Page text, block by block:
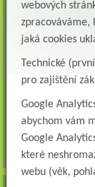
Všeobecná sestra
Albertinum, odborný
SESTRA na oddělení
Logoped/klinický
KLINICKÉHO
Ergoterapeut/ka
Albertinum, odborný
poměru:
webových
zpracováváme,
jaká cookies
Technické
pro zajištění
Google
abychom vám
Google
které
webu (věk,